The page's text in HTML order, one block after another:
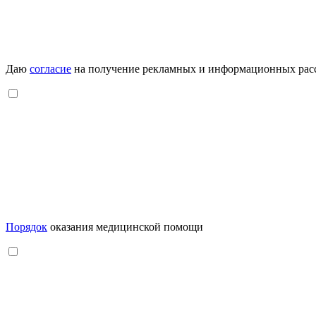
Даю согласие на получение рекламных и информационных
Порядок оказания медицинской помощи